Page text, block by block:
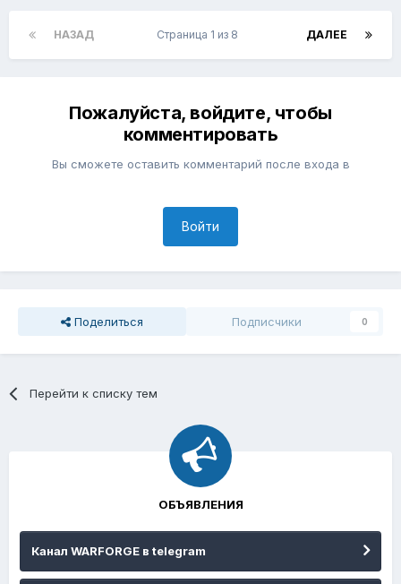
НАЗАД ДАЛЕЕ
Страница 1 из 8
Пожалуйста, войдите, чтобы
комментировать
Вы сможете оставить комментарий после входа в
Войти
Поделиться Подписчики 0
Перейти к списку тем
ОБЪЯВЛЕНИЯ
Канал WARFORGE в telegram